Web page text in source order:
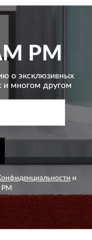
PM
о эксклюзивных
и многом другом
и